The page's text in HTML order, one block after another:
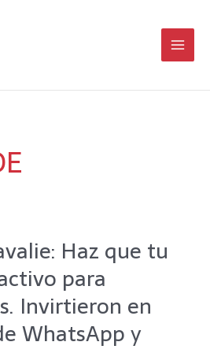
Haz que tu
para
Invirtieron en
WhatsApp y